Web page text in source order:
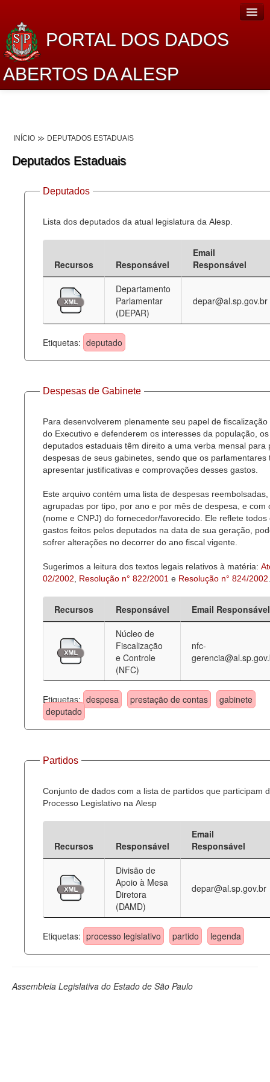
PORTAL DOS DADOS
ABERTOS DA ALESP
Lei de Acesso à Informação
Dados Governamentais Abertos
Planejamento
Catálogo de dados
Processo Legislativo
Deputados Estaduais
Administração
Legislação
Agenda
Perguntas frequentes
INÍCIO DEPUTADOS ESTADUAIS
Deputados Estaduais
Deputados
Lista dos deputados da atual legislatura da Alesp.
Recursos Responsável
Email
Responsável
Departamento
Parlamentar
(DEPAR)
depar@al.sp.gov.br
Etiquetas: deputado
Despesas de Gabinete
Para desenvolverem plenamente seu papel de fiscalização
do Executivo e defenderem os interesses da população, os
deputados estaduais têm direito a uma verba mensal para
despesas de seus gabinetes, sendo que os parlamentares
apresentar justificativas e comprovações desses gastos.
Este arquivo contém uma lista de despesas reembolsadas,
agrupadas por tipo, por ano e por mês de despesa, e com
(nome e CNPJ) do fornecedor/favorecido. Ele reflete todos
gastos feitos pelos deputados na data de sua geração,
sofrer alterações no decorrer do ano fiscal vigente.
Sugerimos a leitura dos textos legais relativos à matéria:
02/2002
Resolução n° 822/2001 e Resolução n° 824/2002
Recursos Responsável
Email Responsável
Núcleo de
Fiscalização
e Controle
(NFC)
nfc-
Etiquetas: despesa prestação de contas
gabinete
deputado
Partidos
Conjunto de dados com a lista de partidos que participam
Processo Legislativo na Alesp
Recursos Responsável
Email
Responsável
Divisão de
Apoio à Mesa
Diretora
(DAMD)
depar@al.sp.gov.br
Etiquetas: processo legislativo partido legenda
Assembleia Legislativa do Estado de São Paulo